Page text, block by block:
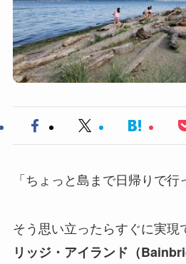
「ちょっと島まで日帰りで行
そう思い立ったらすぐに実現
リッジ・アイランド（